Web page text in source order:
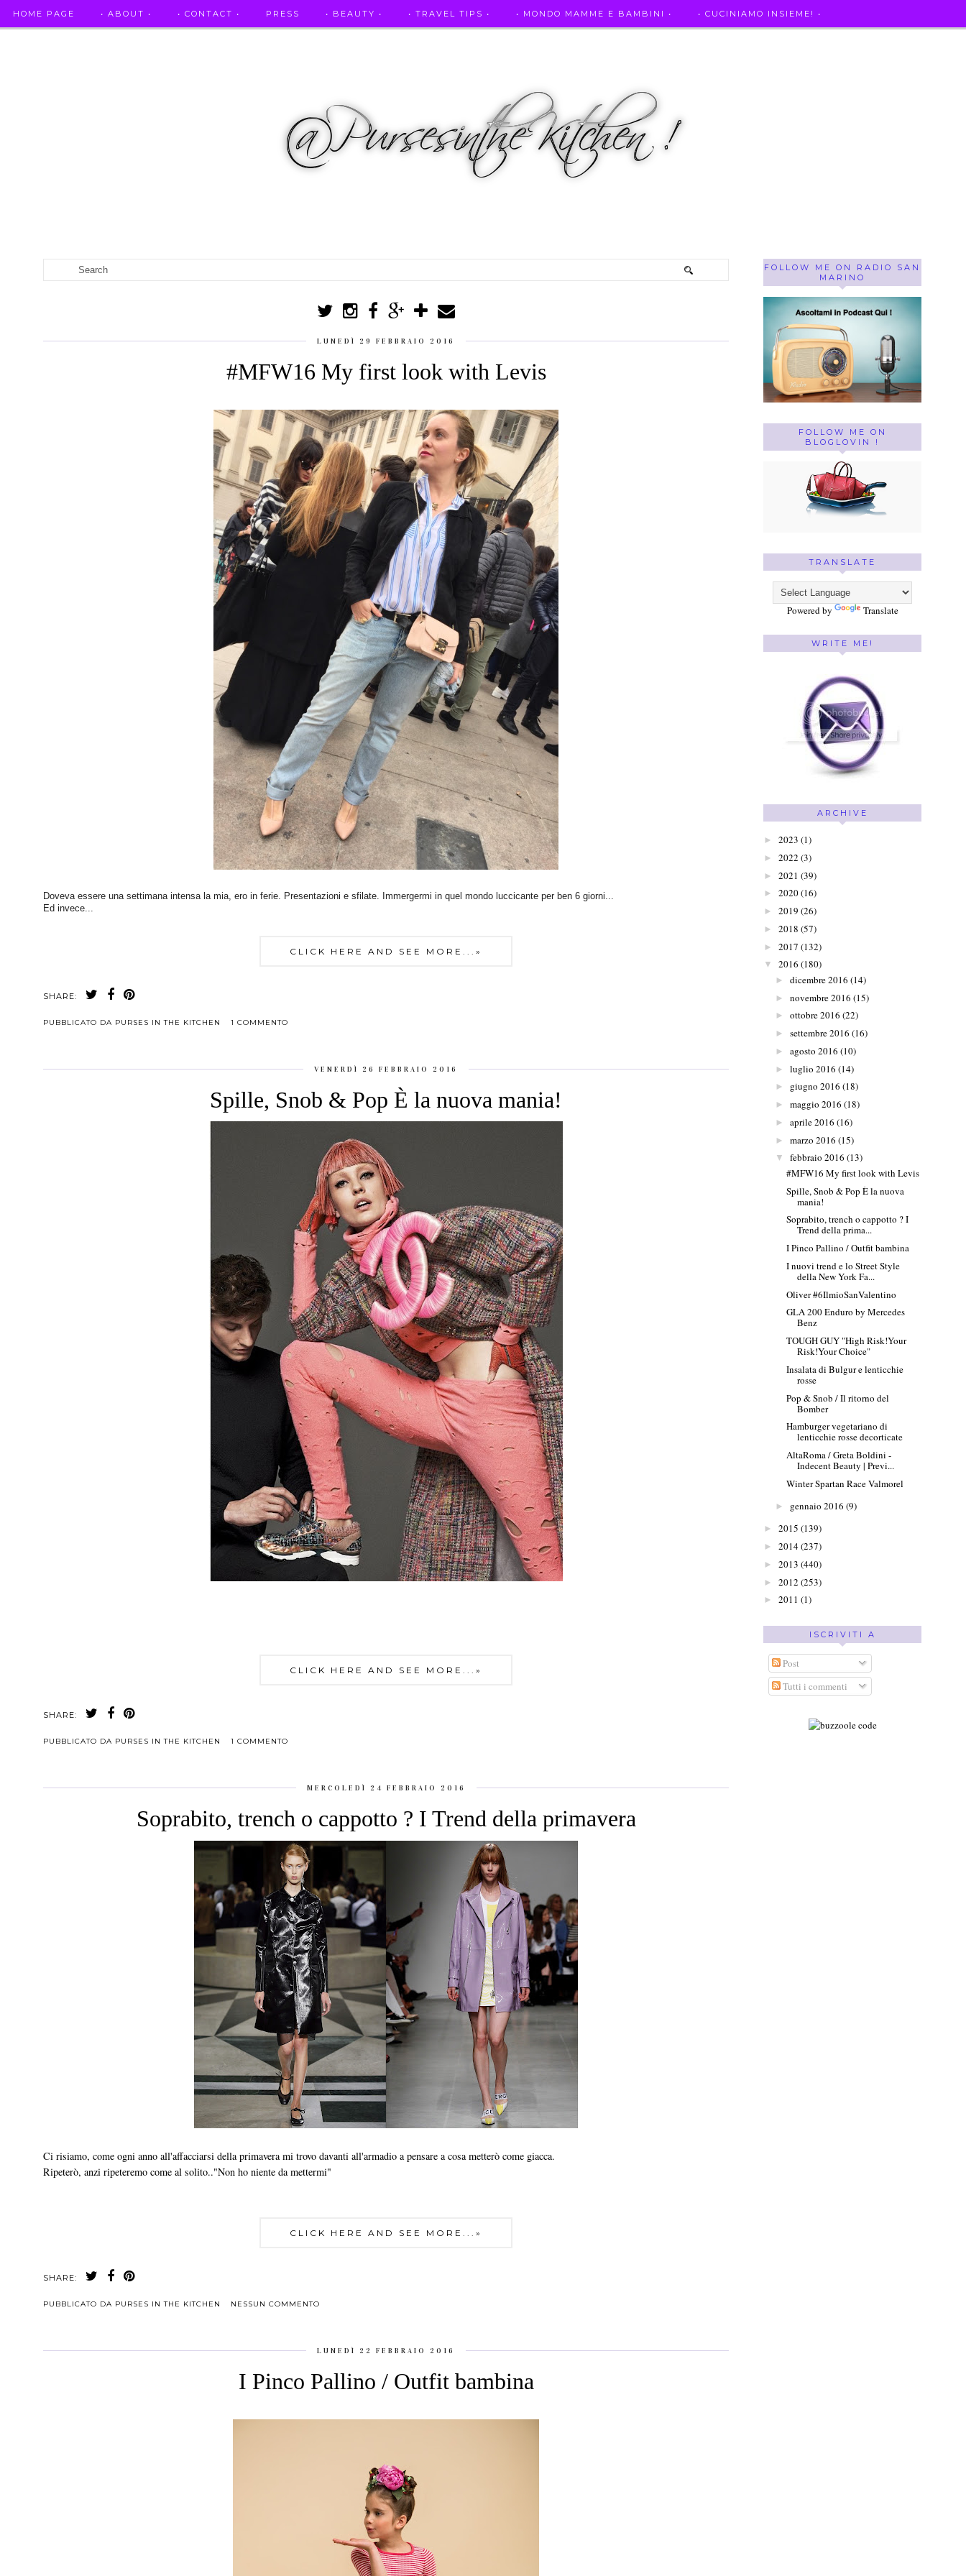
HOME PAGE • ABOUT • • CONTACT • PRESS • BEAUTY • • TRAVEL TIPS • • MONDO MAMME E BAMBINI • • CUCINIAMO INSIEME! •
LUNEDÌ 29 FEBBRAIO 2016
#MFW16 My first look with Levis
Doveva essere una settimana intensa la mia, ero in ferie. Presentazioni e sfilate. Immergermi in quel mondo luccicante per ben 6 giorni...
Ed invece...
CLICK HERE AND SEE MORE...»
SHARE:
PUBBLICATO DA PURSES IN THE KITCHEN 1 COMMENTO
VENERDÌ 26 FEBBRAIO 2016
Spille, Snob & Pop È la nuova mania!
CLICK HERE AND SEE MORE...»
SHARE:
PUBBLICATO DA PURSES IN THE KITCHEN 1 COMMENTO
MERCOLEDÌ 24 FEBBRAIO 2016
Soprabito, trench o cappotto ? I Trend della primavera
Ci risiamo, come ogni anno all'affacciarsi della primavera mi trovo davanti all'armadio a pensare a cosa metterò come giacca.
Ripeterò, anzi ripeteremo come al solito.."Non ho niente da mettermi"
CLICK HERE AND SEE MORE...»
SHARE:
PUBBLICATO DA PURSES IN THE KITCHEN NESSUN COMMENTO
LUNEDÌ 22 FEBBRAIO 2016
I Pinco Pallino / Outfit bambina
FOLLOW ME ON RADIO SAN
MARINO
FOLLOW ME ON
BLOGLOVIN !
TRANSLATE
Powered by Translate
WRITE ME!
ARCHIVE
► 2023 (1)
► 2022 (3)
► 2021 (39)
► 2020(16)
► 2019 (26)
► 2018 (57)
► 2017 (132)
▼ 2016 (180)
► dicembre 2016 (14)
► novembre 2016 (15)
► ottobre 2016 (22)
► settembre 2016 (16)
► agosto 2016 (10)
► luglio 2016 (14)
► giugno 2016 (18)
► maggio 2016 (18)
► aprile 2016 (16)
► marzo 2016 (15)
▼ febbraio 2016 (13)
#MFW16 My first look with Levis
Spille, Snob & Pop È la nuova
mania!
Soprabito, trench o cappotto ? I
Trend della prima...
I Pinco Pallino / Outfit bambina
I nuovi trend e lo Street Style
della New York Fa...
Oliver #6IlmioSanValentino
GLA 200 Enduro by Mercedes
Benz
TOUGH GUY "High Risk!Your
Risk!Your Choice"
Insalata di Bulgur e lenticchie
rosse
Pop & Snob / Il ritorno del
Bomber
Hamburger vegetariano di
lenticchie rosse decorticate
AltaRoma / Greta Boldini -
Indecent Beauty | Previ...
Winter Spartan Race Valmorel
► gennaio 2016 (9)
► 2015 (139)
► 2014(237)
► 2013 (440)
► 2012 (253)
► 2011 (1)
ISCRIVITI A
Post
Tutti i commenti